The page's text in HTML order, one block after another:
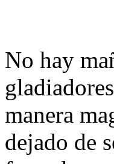
No hay
manera
dejado de